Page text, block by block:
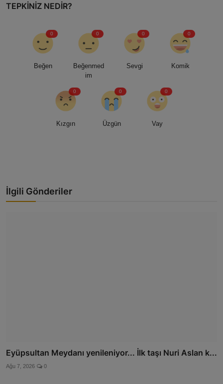
TEPKINIZ NEDIR?
Beğen
0
Beğenmed
im
0
Sevgi
0
Komik
0
Kızgın
0
Üzgün
0
Vay
0
İlgili Gönderiler
Eyüpsultan Meydanı yenileniyor... İlk taşı Nuri Aslan k...
Ağu 7, 2026 0